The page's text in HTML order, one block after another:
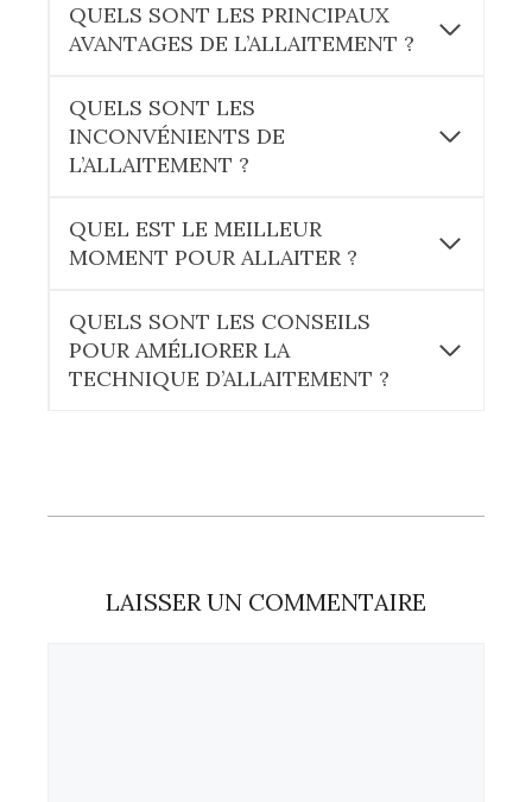
QUELS SONT LES PRINCIPAUX
AVANTAGES DE L’ALLAITEMENT ?
QUELS SONT LES
INCONVÉNIENTS DE
L’ALLAITEMENT ?
QUEL EST LE MEILLEUR
MOMENT POUR ALLAITER ?
QUELS SONT LES CONSEILS
POUR AMÉLIORER LA
TECHNIQUE D’ALLAITEMENT ?
LAISSER UN COMMENTAIRE